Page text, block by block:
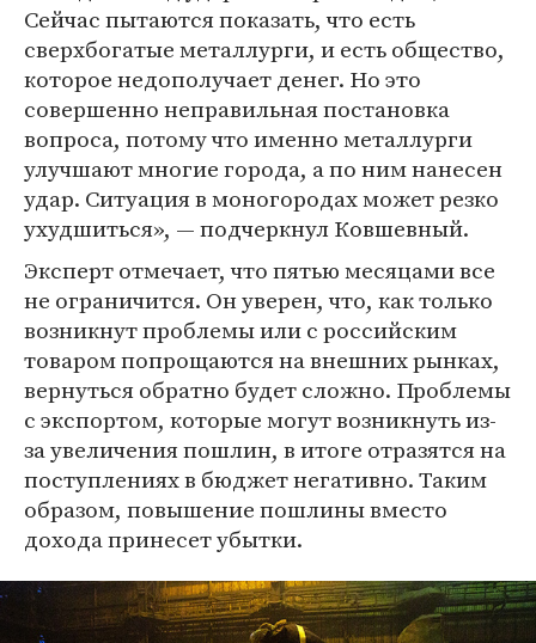
Сейчас пытаются показать, что есть
сверхбогатые металлурги, и есть общество,
которое недополучает денег. Но это
совершенно неправильная постановка
вопроса, потому что именно металлурги
улучшают многие города, а по ним нанесен
удар. Ситуация в моногородах может резко
ухудшиться», — подчеркнул Ковшевный.
Эксперт отмечает, что пятью месяцами все
не ограничится. Он уверен, что, как только
возникнут проблемы или с российским
товаром попрощаются на внешних рынках,
вернуться обратно будет сложно. Проблемы
с экспортом, которые могут возникнуть из-
за увеличения пошлин, в итоге отразятся на
поступлениях в бюджет негативно. Таким
образом, повышение пошлины вместо
дохода принесет убытки.